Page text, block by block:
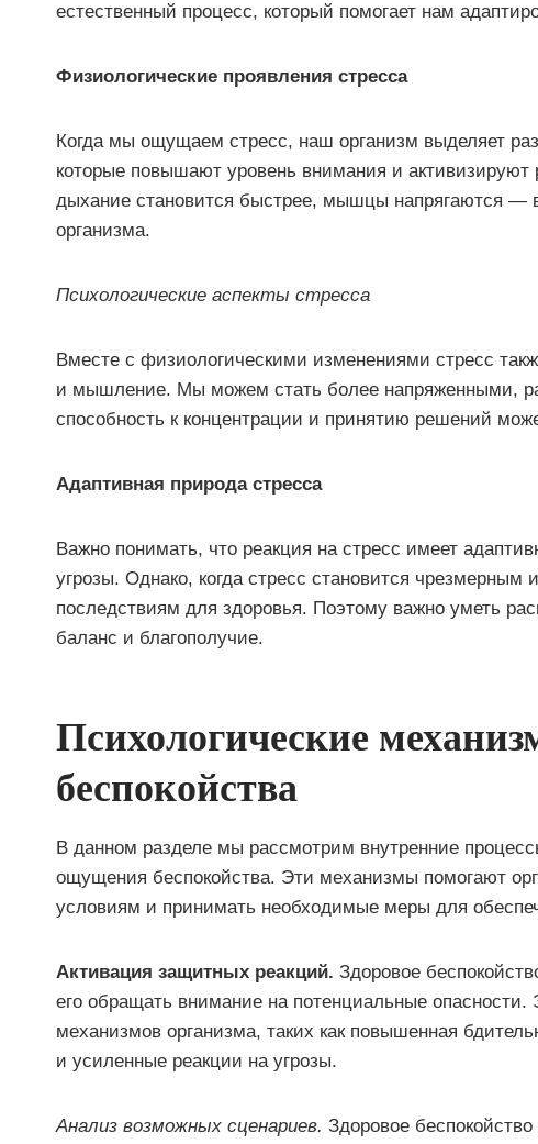
естественный процесс, который помогает нам
Физиологические проявления стресса
Когда мы ощущаем стресс, наш организм выделяет
которые повышают уровень внимания и
дыхание становится быстрее, мышцы напрягаются —
организма.
Психологические аспекты стресса
Вместе с физиологическими изменениями стресс
и мышление. Мы можем стать более напряженными,
способность к концентрации и принятию решений
Адаптивная природа стресса
Важно понимать, что реакция на стресс имеет
угрозы. Однако, когда стресс становится
последствиям для здоровья. Поэтому важно уметь
баланс и благополучие.
Психологические
беспокойства
В данном разделе мы рассмотрим внутренние
ощущения беспокойства. Эти механизмы помогают
условиям и принимать необходимые меры для
Активация защитных реакций. Здоровое
его обращать внимание на потенциальные опасности.
механизмов организма, таких как повышенная
и усиленные реакции на угрозы.
Анализ возможных сценариев. Здоровое